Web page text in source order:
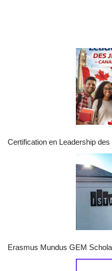
Certification en Leadership
Erasmus Mundus GEM